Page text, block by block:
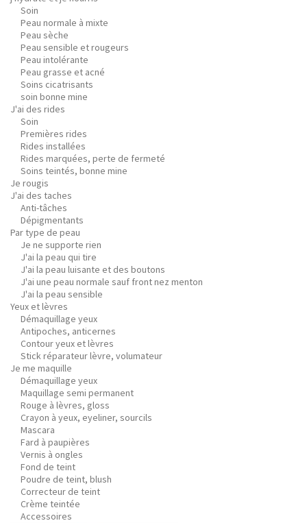
Soin
Peau normale à mixte
Peau sèche
Peau sensible et rougeurs
Peau intolérante
Peau grasse et acné
Soins cicatrisants
soin bonne mine
J'ai des rides
Soin
Premières rides
Rides installées
Rides marquées, perte de fermeté
Soins teintés, bonne mine
Je rougis
J'ai des taches
Anti-tâches
Dépigmentants
Par type de peau
Je ne supporte rien
J'ai la peau qui tire
J'ai la peau luisante et des boutons
J'ai une peau normale sauf front nez menton
J'ai la peau sensible
Yeux et lèvres
Démaquillage yeux
Antipoches, anticernes
Contour yeux et lèvres
Stick réparateur lèvre, volumateur
Je me maquille
Démaquillage yeux
Maquillage semi permanent
Rouge à lèvres, gloss
Crayon à yeux, eyeliner, sourcils
Mascara
Fard à paupières
Vernis à ongles
Fond de teint
Poudre de teint, blush
Correcteur de teint
Crème teintée
Accessoires